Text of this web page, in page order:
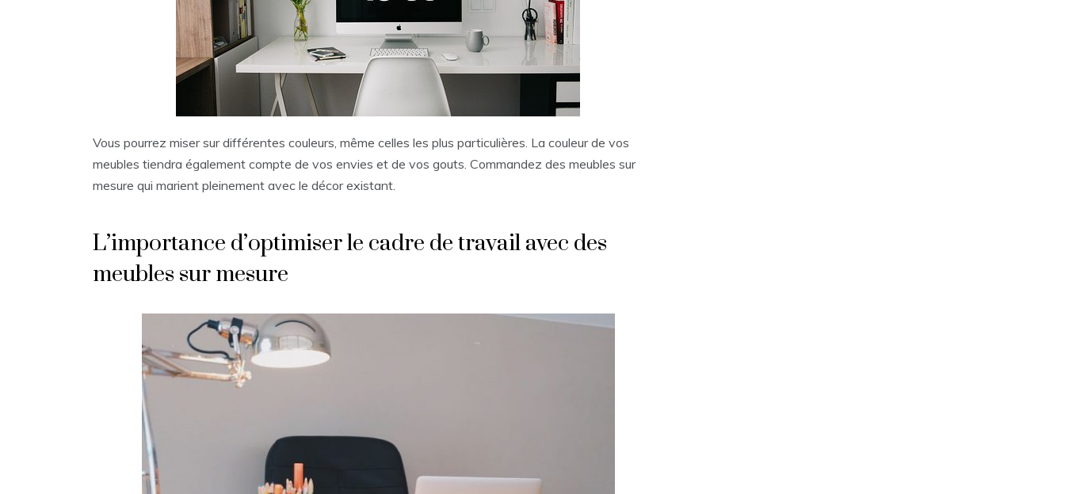
Vous pourrez miser sur différentes couleurs, même celles les plus particulières. La couleur de vos
meubles tiendra également compte de vos envies et de vos gouts. Commandez des meubles sur
mesure qui marient pleinement avec le décor existant.
L’importance d’optimiser le cadre de travail avec des
meubles sur mesure